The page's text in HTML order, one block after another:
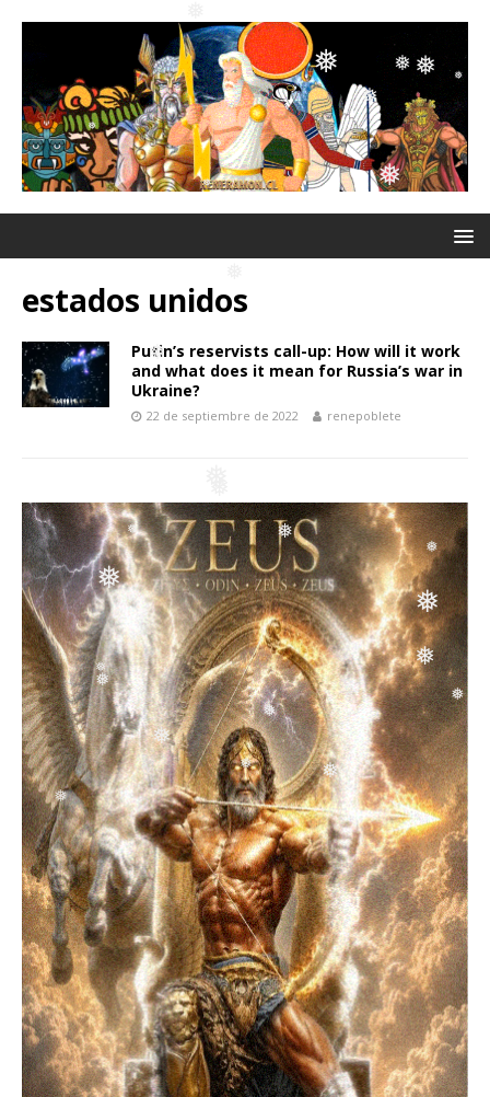
❅
❅
❅
❅
❅ ❅
❅
❅ ❅
❅
❅ ❅
❅
❅
❅
❅
❅
❅
❅
❅
❅
❅
❅
estados unidos
Putin’s reservists call-up: How will it work
and what does it mean for Russia’s war in
Ukraine?
22 de septiembre de 2022 renepoblete